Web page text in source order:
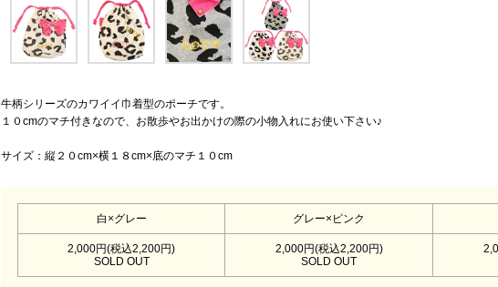
牛柄シリーズのカワイイ巾着型のポーチです。
１０cmのマチ付きなので、お散歩やお出かけの際の小物入れにお使い下さい♪
サイズ：縦２０cm×横１８cm×底のマチ１０cm
白×グレー グレー×ピンク
2,000円(税込2,200円)
SOLD OUT
2,000円(税込2,200円)
SOLD OUT